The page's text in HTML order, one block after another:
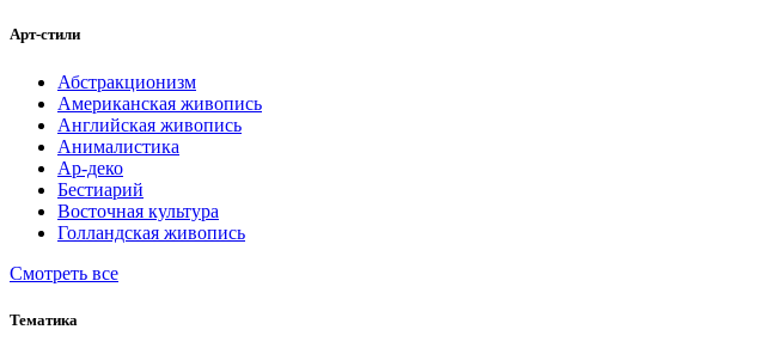
Арт-стили
Абстракционизм
Американская живопись
Английская живопись
Анималистика
Ар-деко
Бестиарий
Восточная культура
Голландская живопись
Смотреть все
Тематика